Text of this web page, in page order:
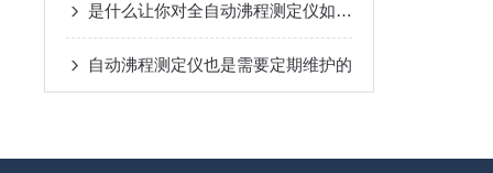
是什么让你对全自动沸程测定仪如此看好的
自动沸程测定仪也是需要定期维护的